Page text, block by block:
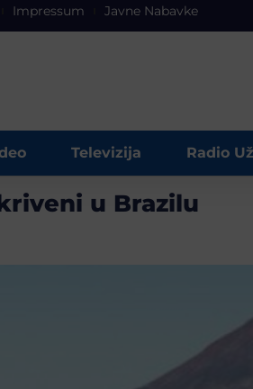
Impressum Javne Nabavke
Televizija Radio
u Brazilu